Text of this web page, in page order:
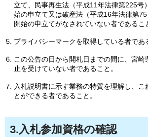
立て、民事再生法（平成11年法律第225号
始の申立て又は破産法（平成16年法律第
開始の申立てがなされていない者であるこ
プライバシーマークを取得している者であ
この公告の日から開札日までの間に、宮
止を受けていない者であること。
入札説明書に示す業務の特質を理解し、こ
とができる者であること。
3.入札参加資格の確認